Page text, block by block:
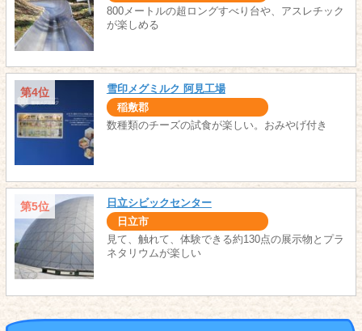
800メートルの超ロングすべり台や、アスレチック
が楽しめる
第4位 雪印メグミルク 阿見工場
稲敷郡
数種類のチーズの試食が楽しい。おみやげ付き
第5位 日立シビックセンター
日立市
見て、触れて、体験できる約130点の展示物とプラ
ネタリウムが楽しい